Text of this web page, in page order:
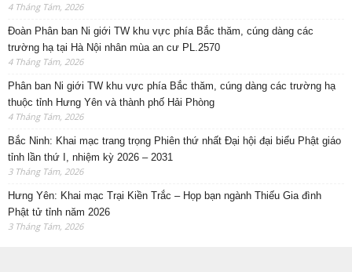
4 Tháng Tám, 2026
Đoàn Phân ban Ni giới TW khu vực phía Bắc thăm, cúng dàng các
trường hạ tại Hà Nội nhân mùa an cư PL.2570
4 Tháng Tám, 2026
Phân ban Ni giới TW khu vực phía Bắc thăm, cúng dàng các trường hạ
thuộc tỉnh Hưng Yên và thành phố Hải Phòng
4 Tháng Tám, 2026
Bắc Ninh: Khai mạc trang trọng Phiên thứ nhất Đại hội đại biểu Phật giáo
tỉnh lần thứ I, nhiệm kỳ 2026 – 2031
3 Tháng Tám, 2026
Hưng Yên: Khai mạc Trại Kiền Trắc – Họp bạn ngành Thiếu Gia đình
Phật tử tỉnh năm 2026
3 Tháng Tám, 2026